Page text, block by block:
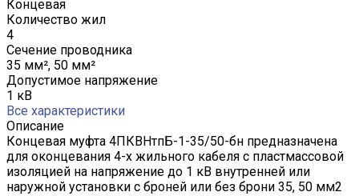
Концевая
Количество жил
4
Сечение проводника
35 мм², 50 мм²
Допустимое напряжение
1 кВ
Все характеристики
Описание
Концевая муфта 4ПКВНтпБ-1-35/50-бн предназначена
для оконцевания 4-х жильного кабеля с пластмассовой
изоляцией на напряжение до 1 кВ внутренней или
наружной установки с броней или без брони 35, 50 мм2